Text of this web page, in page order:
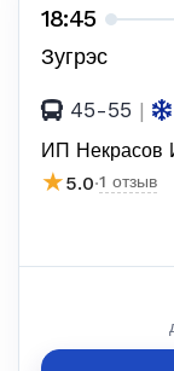
18:45
Зугрэс
45-55 |
ИП Некрасов
★5.0·1 отзыв